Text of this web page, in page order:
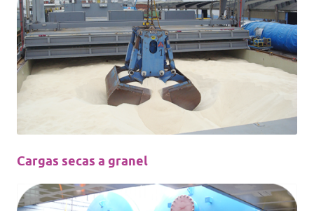
Cargas secas a granel